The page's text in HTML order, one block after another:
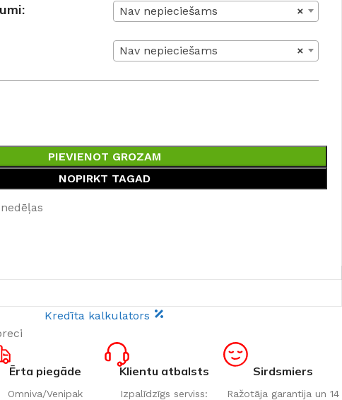
×
Nav nepieciešams
×
Nav nepieciešams
PIEVIENOT GROZAM
NOPIRKT TAGAD
Kredīta kalkulators
Ērta piegāde
Omniva/Venipak
Klientu atbalsts
Izpalīdzīgs serviss:
Sirdsmiers
Ražotāja garantija un 14